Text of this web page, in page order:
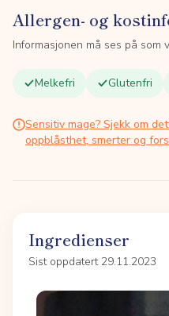
Allergen- og
Informasjonen må ses på som
Melkefri Glutenfri
Sensitiv mage? Sjekk om
oppblåsthet, smerter og
Ingredienser
Sist oppdatert 29.11.2023